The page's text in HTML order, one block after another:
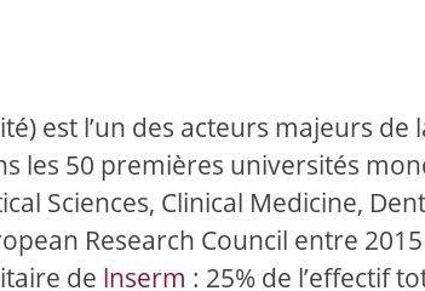
est l’un des acteurs majeurs de
les 50 premières universités
Sciences, Clinical Medicine,
Research Council entre
de lnserm : 25% de l’effectif